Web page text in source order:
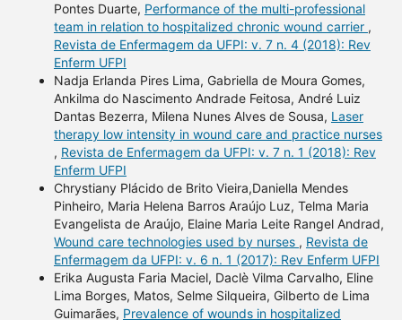
Pontes Duarte, Performance of the multi-professional
team in relation to hospitalized chronic wound carrier ,
Revista de Enfermagem da UFPI: v. 7 n. 4 (2018): Rev
Enferm UFPI
Nadja Erlanda Pires Lima, Gabriella de Moura Gomes,
Ankilma do Nascimento Andrade Feitosa, André Luiz
Dantas Bezerra, Milena Nunes Alves de Sousa, Laser
therapy low intensity in wound care and practice nurses
, Revista de Enfermagem da UFPI: v. 7 n. 1 (2018): Rev
Enferm UFPI
Chrystiany Plácido de Brito Vieira,Daniella Mendes
Pinheiro, Maria Helena Barros Araújo Luz, Telma Maria
Evangelista de Araújo, Elaine Maria Leite Rangel Andrad,
Wound care technologies used by nurses , Revista de
Enfermagem da UFPI: v. 6 n. 1 (2017): Rev Enferm UFPI
Erika Augusta Faria Maciel, Daclè Vilma Carvalho, Eline
Lima Borges, Matos, Selme Silqueira, Gilberto de Lima
Guimarães, Prevalence of wounds in hospitalized